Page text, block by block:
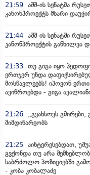
21:59 აშშ-ის სენატმა
კანონპროექტს მხარი
21:44 აშშ-ის სენატში
კანონპროექტის განხილვა
21:33 თუ გიგა იყო
ერთჯერ უნდა
მოსწავლეებს! იპოვონ
ავიწროებდა - გიგა
21:26
„გვახსოვს
მიმდინარეობს
21:25 აინტერესებდათ,
გვქონდა თუ არა
საბრძოლო პოზიციებში
- კობა კობალაძე